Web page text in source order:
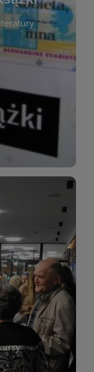
dla
dzielić się
się
tytułach z
spotkanie to
wymiany
z
obejmują
inne formy
okazja
wszystkich